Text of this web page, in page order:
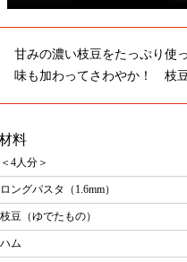
甘みの濃い枝豆をたっぷり使
味も加わってさわやか！ 枝
料
＜4人分＞
ロングパスタ（1.6mm）
枝豆（ゆでたもの）
ハム